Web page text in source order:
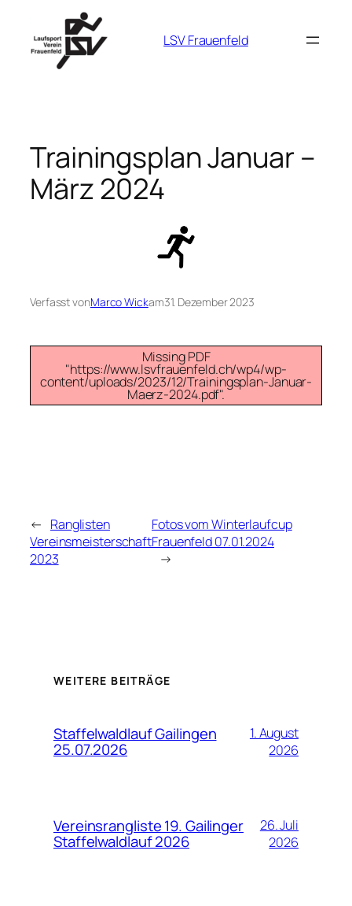
springen
LSV Frauenfeld
Trainingsplan Januar –
März 2024
Verfasst vonMarco Wickam31. Dezember 2023
Missing PDF
"https://www.lsvfrauenfeld.ch/wp4/wp-
content/uploads/2023/12/Trainingsplan-Januar-
Maerz-2024.pdf".
← Ranglisten
Vereinsmeisterschaft
2023
Fotos vom Winterlaufcup
Frauenfeld 07.01.2024
→
WEITERE BEITRÄGE
Staffelwaldlauf Gailingen
25.07.2026
1. August
2026
Vereinsrangliste 19. Gailinger
Staffelwaldlauf 2026
26. Juli
2026